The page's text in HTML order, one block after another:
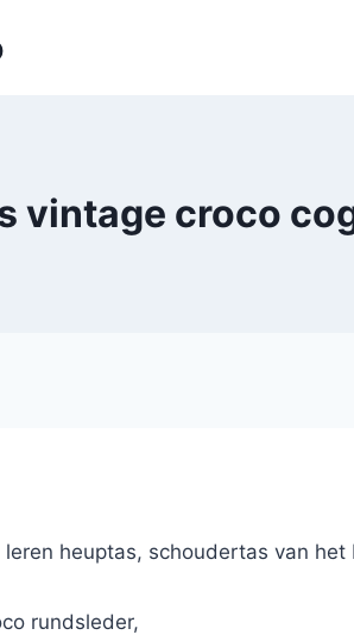
vintage croco
heuptas, schoudertas van
rundsleder,